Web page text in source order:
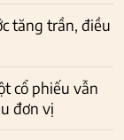
tăng trần, điều
cổ phiếu vẫn
đơn vị